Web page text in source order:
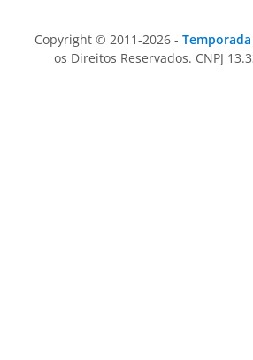
Copyright © 2011-2026 -
os Direitos Reservados. CNPJ